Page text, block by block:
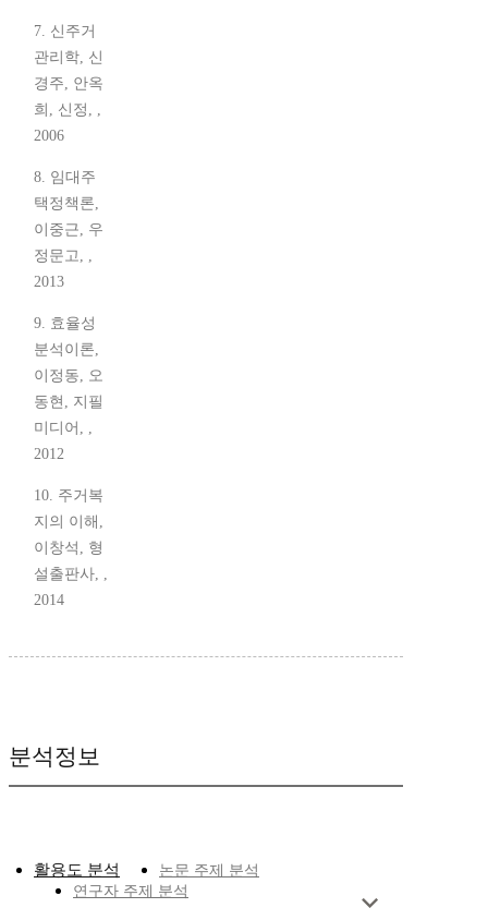
7. 신주거
관리학, 신
경주, 안옥
희, 신정, ,
2006
8. 임대주
택정책론,
이중근, 우
정문고, ,
2013
9. 효율성
분석이론,
이정동, 오
동현, 지필
미디어, ,
2012
10. 주거복
지의 이해,
이창석, 형
설출판사, ,
2014
분석정보
활용도 분석
논문 주제 분석
연구자 주제 분석